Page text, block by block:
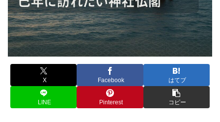
X Facebook はてブ
LINE Pinterest コピー